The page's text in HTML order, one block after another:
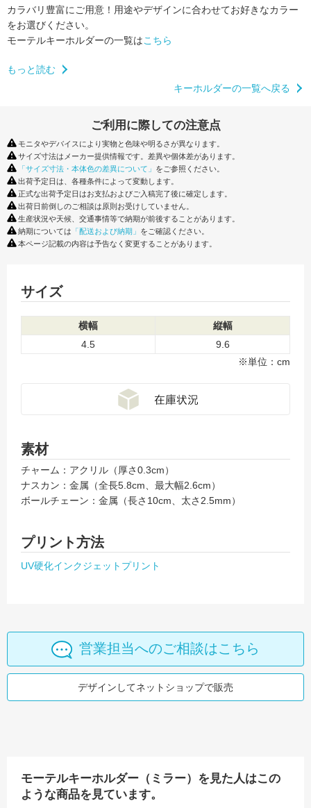
カラバリ豊富にご用意！用途やデザインに合わせてお好きなカラー
をお選びください。
モーテルキーホルダーの一覧はこちら
もっと読む
キーホルダーの一覧へ戻る
ご利用に際しての注意点
モニタやデバイスにより実物と色味や明るさが異なります。
サイズ寸法はメーカー提供情報です。差異や個体差があります。
「サイズ寸法・本体色の差異について」 をご参照ください。
出荷予定日は、各種条件によって変動します。
正式な出荷予定日はお支払およびご入稿完了後に確定します。
出荷日前倒しのご相談は原則お受けしていません。
生産状況や天候、交通事情等で納期が前後することがあります。
納期については 「配送および納期」 をご確認ください。
本ページ記載の内容は予告なく変更することがあります。
サイズ
横幅
縦幅
4.5
9.6
※単位：cm
素材
チャーム：アクリル（厚さ0.3cm）
ナスカン：金属（全長5.8cm、最大幅2.6cm）
ボールチェーン：金属（長さ10cm、太さ2.5mm）
プリント方法
UV硬化インクジェットプリント
営業担当へのご相談はこちら
デザインしてネットショップで販売
モーテルキーホルダー（ミラー）を見た人はこの
ような商品を見ています。